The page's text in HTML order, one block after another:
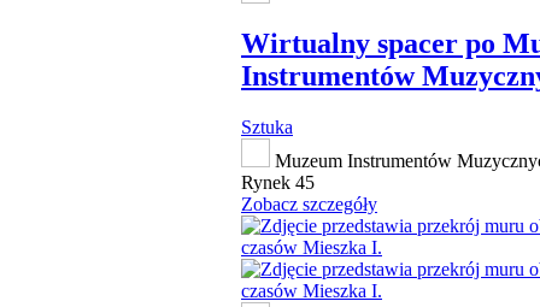
Wirtualny spacer po
Instrumentów
Sztuka
Muzeum Instrumentów
Rynek 45
Zobacz szczegóły